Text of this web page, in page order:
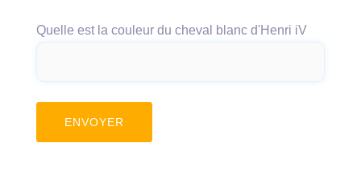
Quelle est la couleur du cheval blanc d'Henri iV